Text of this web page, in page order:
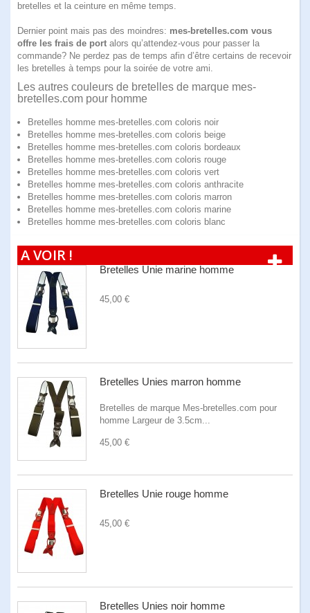
bretelles et la ceinture en même temps.
Dernier point mais pas des moindres: mes-bretelles.com vous
offre les frais de port alors qu’attendez-vous pour passer la
commande? Ne perdez pas de temps afin d’être certains de recevoir
les bretelles à temps pour la soirée de votre ami.
Les autres couleurs de bretelles de marque mes-
bretelles.com pour homme
Bretelles homme mes-bretelles.com coloris noir
Bretelles homme mes-bretelles.com coloris beige
Bretelles homme mes-bretelles.com coloris bordeaux
Bretelles homme mes-bretelles.com coloris rouge
Bretelles homme mes-bretelles.com coloris vert
Bretelles homme mes-bretelles.com coloris anthracite
Bretelles homme mes-bretelles.com coloris marron
Bretelles homme mes-bretelles.com coloris marine
Bretelles homme mes-bretelles.com coloris blanc
A VOIR !
Bretelles Unie marine homme
45,00 €
Bretelles Unies marron homme
Bretelles de marque Mes-bretelles.com pour
homme Largeur de 3.5cm...
45,00 €
Bretelles Unie rouge homme
45,00 €
Bretelles Unies noir homme